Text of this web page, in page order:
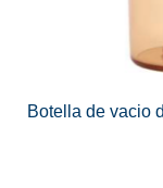
Botella de vacio